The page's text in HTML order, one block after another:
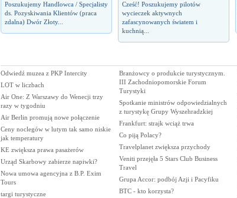
Poszukujemy Handlowca / Specjalisty
ds. Pozyskiwania Klientów (praca
zdalna) Dwór Złoty...
Cześć! Poszukujemy pilotów
wycieczek aktywnych
zafascynowanych światem i
kuchnią...
Odwiedź muzea z PKP Intercity
LOT w liczbach
Air One: Z Warszawy do Wenecji trzy
razy w tygodniu
Air Berlin promują nowe połączenie
Ceny noclegów w lutym tak samo niskie
jak temperatury
KE zwiększa prawa pasażerów
Urząd Skarbowy zabierze napiwki?
Nowa umowa agencyjna z B.P. Exim
Tours
targi turystyczne
Branżowcy o produkcie turystycznym.
III Zachodniopomorskie Forum
Turystyki
Spotkanie ministrów odpowiedzialnych
z turystykę Grupy Wyszehradzkiej
Frankfurt: strajk wciąż trwa
Co piją Polacy?
Travelplanet zwiększa przychody
Veniti przejęła 5 Stars Club Business
Travel
Grupa Accor: podbój Azji i Pacyfiku
BTC - kto korzysta?